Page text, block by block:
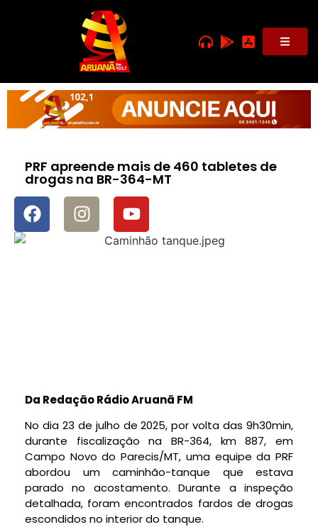
PRF apreende mais de 460 tabletes de
drogas na BR-364-MT
Da Redação Rádio Aruanã FM
No dia 23 de julho de 2025, por volta das 9h30min,
durante fiscalização na BR-364, km 887, em
Campo Novo do Parecis/MT, uma equipe da PRF
abordou um caminhão-tanque que estava
parado no acostamento. Durante a inspeção
detalhada, foram encontrados fardos de drogas
escondidos no interior do tanque.